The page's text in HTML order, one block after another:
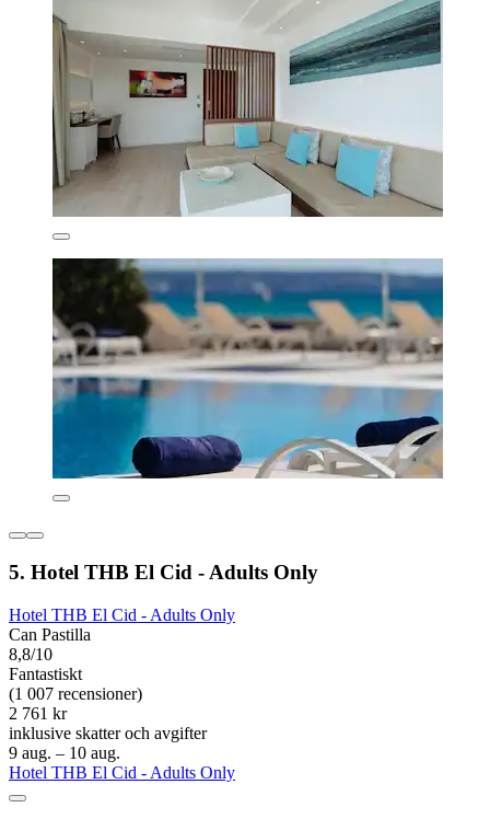
5. Hotel THB El Cid - Adults Only
Hotel THB El Cid - Adults Only
Can Pastilla
8,8/10
Fantastiskt
(1 007 recensioner)
2 761 kr
inklusive skatter och avgifter
9 aug. – 10 aug.
Hotel THB El Cid - Adults Only